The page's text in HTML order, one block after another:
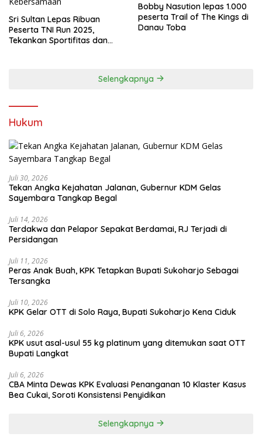
Sri Sultan Lepas Ribuan
Peserta TNI Run 2025,
Tekankan Sportifitas dan
Bobby Nasution lepas 1.000
peserta Trail of The Kings di
Danau Toba
Selengkapnya
Hukum
Juli 30, 2026
Tekan Angka Kejahatan Jalanan, Gubernur KDM Gelas
Sayembara Tangkap Begal
Juli 14, 2026
Terdakwa dan Pelapor Sepakat Berdamai, RJ Terjadi di
Persidangan
Juli 11, 2026
Peras Anak Buah, KPK Tetapkan Bupati Sukoharjo Sebagai
Tersangka
Juli 10, 2026
KPK Gelar OTT di Solo Raya, Bupati Sukoharjo Kena Ciduk
Juli 6, 2026
KPK usut asal-usul 55 kg platinum yang ditemukan saat OTT
Bupati Langkat
Juli 6, 2026
CBA Minta Dewas KPK Evaluasi Penanganan 10 Klaster Kasus
Bea Cukai, Soroti Konsistensi Penyidikan
Selengkapnya